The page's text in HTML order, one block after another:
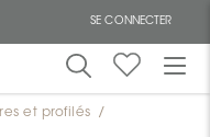
SE CONNECTER
et profilés /